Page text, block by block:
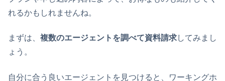
れるかもしれませんね。
まずは、 複数のエージェントを調べて資料請求してみまし
ょう。
自分に合う良いエージェントを見つけると、ワーキングホ